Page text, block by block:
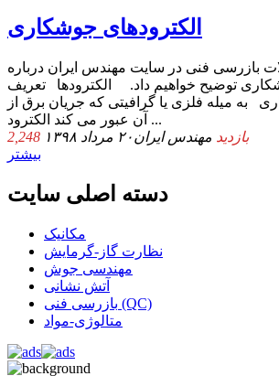
الکترودهای جوشکاری
بازرسی فنی در سایت مهندس ایران درباره
توضیح خواهیم داد. الکترودها تعریف
به میله فلزی یا گرافیتی که جریان برق از
آن عبور می کند الکترود ...
2,248 بازدید مهندس ایران۲۰ مرداد ۱۳۹۸
بیشتر
دسته اصلی سایت
مکانیک
نظارت گاز-گرمایش
مهندسی جوش
آتش نشانی
بازرسی فنی (QC)
متالوژی-مواد